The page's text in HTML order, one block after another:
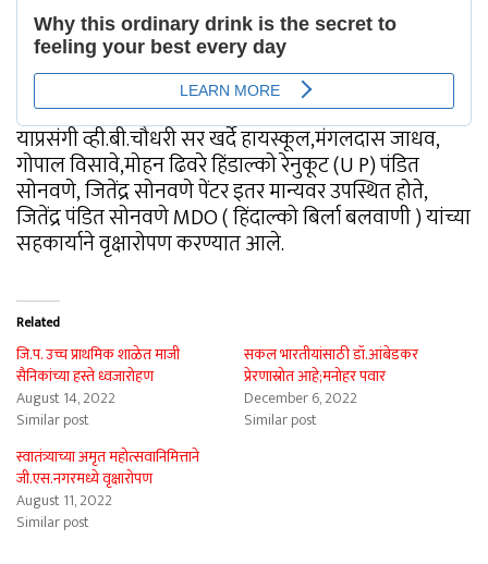
याप्रसंगी व्ही.बी.चौधरी सर खर्दे हायस्कूल,मंगलदास जाधव,
गोपाल विसावे,मोहन ढिवरे हिंडाल्को रेनुकूट (U P) पंडित
सोनवणे, जितेंद्र सोनवणे पेंटर इतर मान्यवर उपस्थित होते,
जितेंद्र पंडित सोनवणे MDO ( हिंदाल्को बिर्ला बलवाणी ) यांच्या
सहकार्याने वृक्षारोपण करण्यात आले.
Related
जि.प. उच्च प्राथमिक शाळेत माजी
सैनिकांच्या हस्ते ध्वजारोहण
August 14, 2022
Similar post
सकल भारतीयांसाठी डॉ.आंबेडकर
प्रेरणास्रोत आहे;मनोहर पवार
December 6, 2022
Similar post
स्वातंत्र्याच्या अमृत महोत्सवानिमित्ताने
जी.एस.नगरमध्ये वृक्षारोपण
August 11, 2022
Similar post